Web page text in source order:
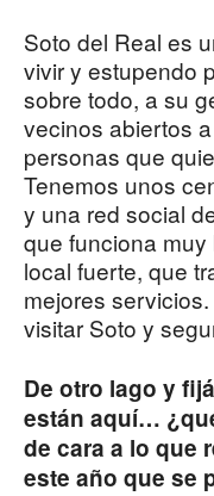
Soto del Real es
vivir y estupendo
sobre todo, a su
vecinos abiertos
personas que
Tenemos unos
y una red social
que funciona
local fuerte, que
mejores
visitar Soto y
De otro lago y
están aquí…
de cara a lo que
este año que se